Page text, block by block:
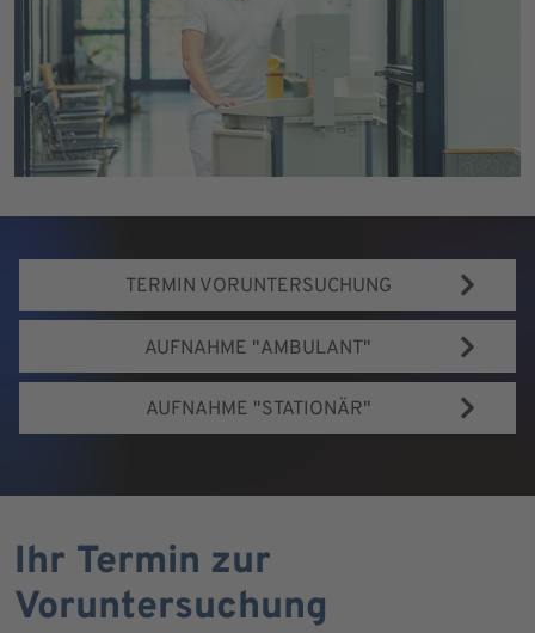
TERMIN VORUNTERSUCHUNG
AUFNAHME "AMBULANT"
AUFNAHME "STATIONÄR"
Ihr Termin zur
Voruntersuchung